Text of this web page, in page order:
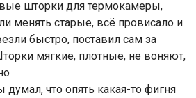
шторки для термокамеры,
менять старые, всё провисало и
быстро, поставил сам за
мягкие, плотные, не воняют,
думал, что опять какая-то фигня